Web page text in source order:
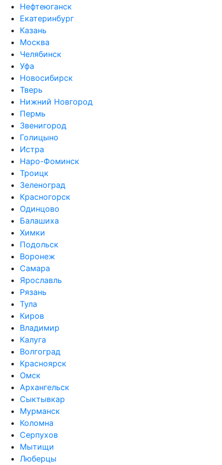
Нефтеюганск
Екатеринбург
Казань
Москва
Челябинск
Уфа
Новосибирск
Тверь
Нижний Новгород
Пермь
Звенигород
Голицыно
Истра
Наро-Фоминск
Троицк
Зеленоград
Красногорск
Одинцово
Балашиха
Химки
Подольск
Воронеж
Самара
Ярославль
Рязань
Тула
Киров
Владимир
Калуга
Волгоград
Красноярск
Омск
Архангельск
Сыктывкар
Мурманск
Коломна
Серпухов
Мытищи
Люберцы